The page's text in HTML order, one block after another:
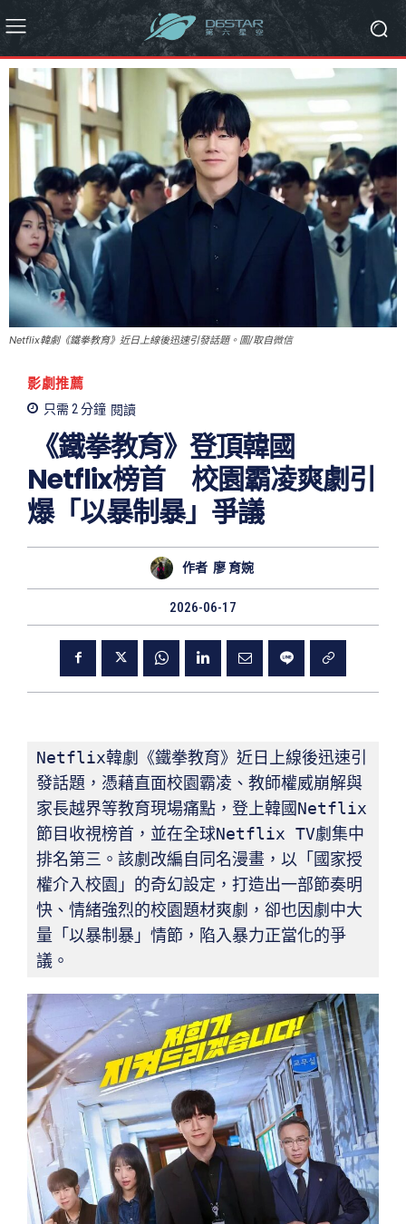
Netflix韓劇《鐵拳教育》近日上線後迅速引發話題。圖/取自微信
影劇推薦
只需 2分鐘 閱讀
《鐵拳教育》登頂韓國
Netflix榜首 校園霸凌爽劇引
爆「以暴制暴」爭議
作者 廖 育婉
2026-06-17
Netflix韓劇《鐵拳教育》近日上線後迅速引
發話題，憑藉直面校園霸凌、教師權威崩解與
家長越界等教育現場痛點，登上韓國Netflix
節目收視榜首，並在全球Netflix TV劇集中
排名第三。該劇改編自同名漫畫，以「國家授
權介入校園」的奇幻設定，打造出一部節奏明
快、情緒強烈的校園題材爽劇，卻也因劇中大
量「以暴制暴」情節，陷入暴力正當化的爭
議。